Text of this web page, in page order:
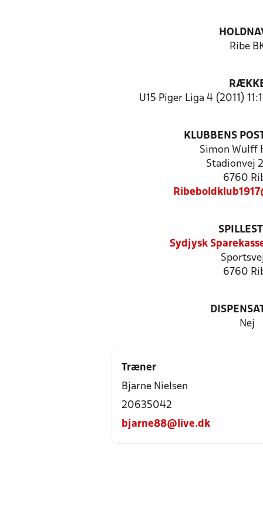
Ribe
U15 Piger Liga 4 (2011)
KLUBBENS
Simon Wulff
Stadionvej
6760
Sydjysk
6760
Nej
Træner
Bjarne Nielsen
20635042
bjarne88@live.dk